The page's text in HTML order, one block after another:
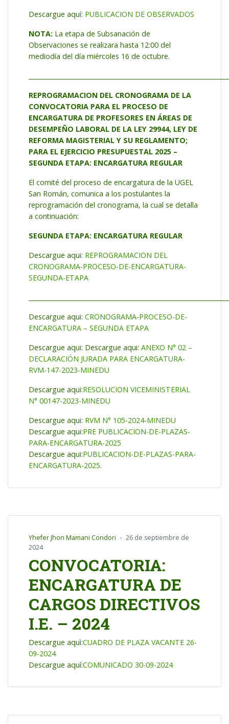
Descargue aquí: PUBLICACION DE OBSERVADOS
NOTA: La etapa de Subsanación de
Observaciones se realizara hasta 12:00 del
mediodía del día miércoles 16 de octubre.
REPROGRAMACION DEL CRONOGRAMA DE LA
CONVOCATORIA PARA EL PROCESO DE
ENCARGATURA DE PROFESORES EN ÁREAS DE
DESEMPEÑO LABORAL DE LA LEY 29944, LEY DE
REFORMA MAGISTERIAL Y SU REGLAMENTO;
PARA EL EJERCICIO PRESUPUESTAL 2025 –
SEGUNDA ETAPA: ENCARGATURA REGULAR
El comité del proceso de encargatura de la UGEL
San Román, comunica a los postulantes la
reprogramación del cronograma, la cual se detalla
a continuación:
SEGUNDA ETAPA: ENCARGATURA REGULAR
Descargue aqui: REPROGRAMACION DEL
CRONOGRAMA-PROCESO-DE-ENCARGATURA-
SEGUNDA-ETAPA
Descargue aqui: CRONOGRAMA-PROCESO-DE-
ENCARGATURA – SEGUNDA ETAPA
Descargue aqui: Descargue aqui: ANEXO N° 02 –
DECLARACIÓN JURADA PARA ENCARGATURA-
RVM-147-2023-MINEDU
Descargue aqui:RESOLUCION VICEMINISTERIAL
N° 00147-2023-MINEDU
Descargue aqui: RVM N° 105-2024-MINEDU
Descargue aqui:PRE PUBLICACION-DE-PLAZAS-
PARA-ENCARGATURA-2025
Descargue aqui:PUBLICACION-DE-PLAZAS-PARA-
ENCARGATURA-2025.
Yhefer Jhon Mamani Condori
26 de septiembre de
2024
CONVOCATORIA:
ENCARGATURA DE
CARGOS DIRECTIVOS
I.E. – 2024
Descargue aquì:CUADRO DE PLAZA VACANTE 26-
09-2024
Descargue aquí:COMUNICADO 30-09-2024